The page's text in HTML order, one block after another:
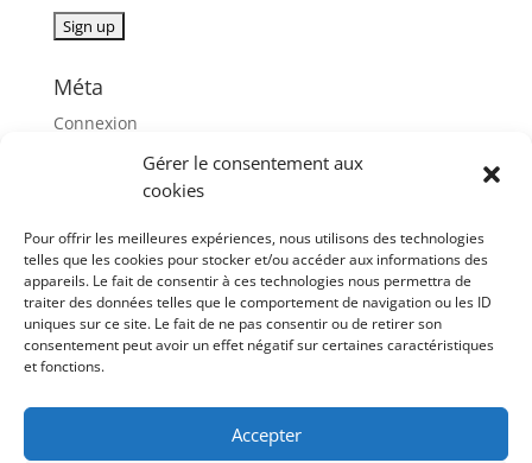
Gérer le consentement aux
cookies
Pour offrir les meilleures expériences, nous utilisons des technologies
telles que les cookies pour stocker et/ou accéder aux informations des
appareils. Le fait de consentir à ces technologies nous permettra de
traiter des données telles que le comportement de navigation ou les ID
uniques sur ce site. Le fait de ne pas consentir ou de retirer son
consentement peut avoir un effet négatif sur certaines caractéristiques
et fonctions.
Accepter
Méta
Connexion
Flux des publications
Flux des commentaires
Site de WordPress-FR
mai 2019
L M M J V S
D
1
2 3 4
5